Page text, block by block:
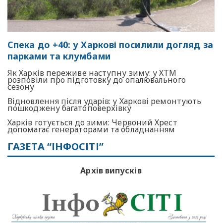
Спека до +40: у Харкові посилили догляд за
парками та клумбами
Як Харків переживе наступну зиму: у ХТМ
розповіли про підготовку до опалювального
сезону
Відновлення після ударів: у Харкові ремонтують
пошкоджену багатоповерхівку
Харків готується до зими: Червоний Хрест
допомагає генераторами та обладнанням
ГАЗЕТА “ІНФОСІТІ”
Архів випусків